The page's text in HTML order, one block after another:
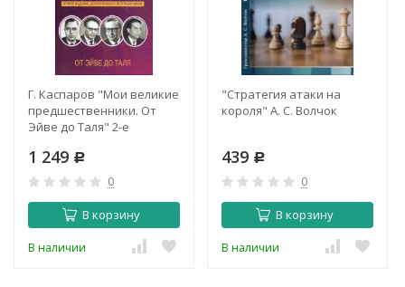
Г. Каспаров "Мои великие
предшественники. От
Эйве до Таля" 2-е
И ПЕРЕРАБОТАННОЕ
1 249 Р
0
В корзину
В наличии
"Стратегия атаки на
короля" А. С. Волчок
439 Р
0
В корзину
В наличии